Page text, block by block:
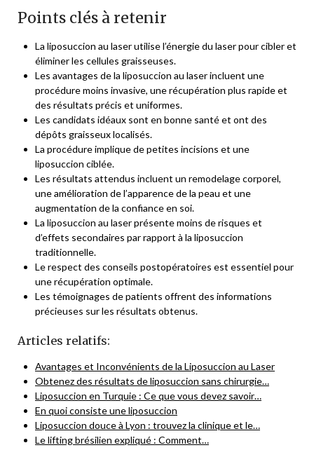
Points clés à retenir
La liposuccion au laser utilise l’énergie du laser pour cibler et
éliminer les cellules graisseuses.
Les avantages de la liposuccion au laser incluent une
procédure moins invasive, une récupération plus rapide et
des résultats précis et uniformes.
Les candidats idéaux sont en bonne santé et ont des
dépôts graisseux localisés.
La procédure implique de petites incisions et une
liposuccion ciblée.
Les résultats attendus incluent un remodelage corporel,
une amélioration de l’apparence de la peau et une
augmentation de la confiance en soi.
La liposuccion au laser présente moins de risques et
d’effets secondaires par rapport à la liposuccion
traditionnelle.
Le respect des conseils postopératoires est essentiel pour
une récupération optimale.
Les témoignages de patients offrent des informations
précieuses sur les résultats obtenus.
Articles relatifs:
Avantages et Inconvénients de la Liposuccion au Laser
Obtenez des résultats de liposuccion sans chirurgie…
Liposuccion en Turquie : Ce que vous devez savoir…
En quoi consiste une liposuccion
Liposuccion douce à Lyon : trouvez la clinique et le…
Le lifting brésilien expliqué : Comment…